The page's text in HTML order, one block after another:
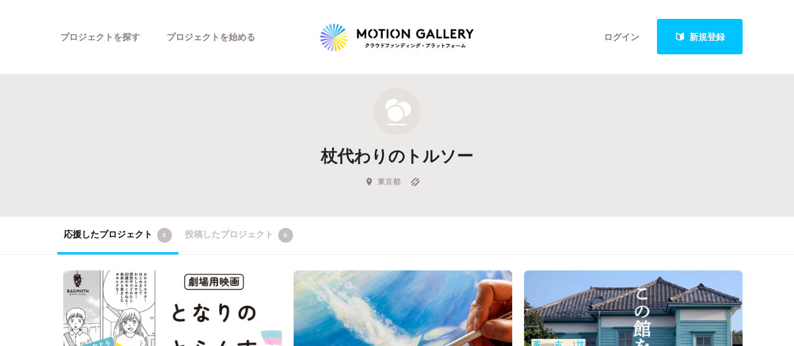
ログイン 新規登録
プロジェクトを探す
新着プロジェクト
Feature
キュレーターから探す
プロジェクトを始める
杖代わりのトルソー
東京都
応援したプロジェクト 5 投稿したプロジェクト 0